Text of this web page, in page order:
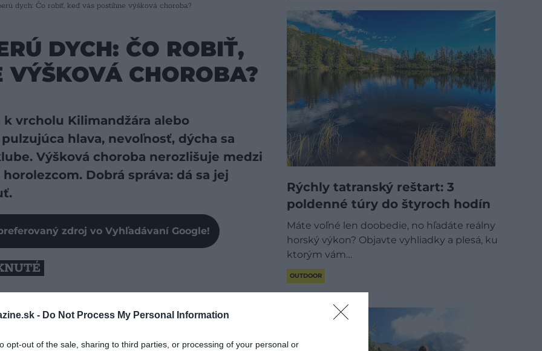
- Do Not Process My Personal Information
opt-out of the sale, sharing to third parties, or processing of your personal or
dych: Čo robiť, keď vás postihne výšková choroba?
DYCH: ČO ROBIŤ,
VÝŠKOVÁ CHOROBA?
vrcholu Kilimandžára alebo
hlava, nevoľnosť, dýcha sa
Výšková choroba nerozlišuje medzi
Dobrá správa: dá sa jej
zdroj vo Vyhľadávaní Google!
parciálnym tlakom. V 5 000 m
mora. Telo na to reaguje rýchlejším
zmenou zloženia krvi. Tomuto procesu sa hovorí
Rýchly tatranský reštart: 3
poldenné túry do štyroch hodín
Máte voľné len doobedie, no hľadáte reálny
horský výkon? Objavte vyhliadky a plesá, ku
ktorým vám…
OUTDOOR